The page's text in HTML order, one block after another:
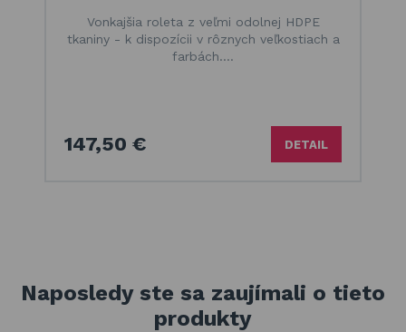
Vonkajšia roleta z veľmi odolnej HDPE
tkaniny - k dispozícii v rôznych veľkostiach a
farbách.…
147,50 € DETAIL
Naposledy ste sa zaujímali o tieto
produkty